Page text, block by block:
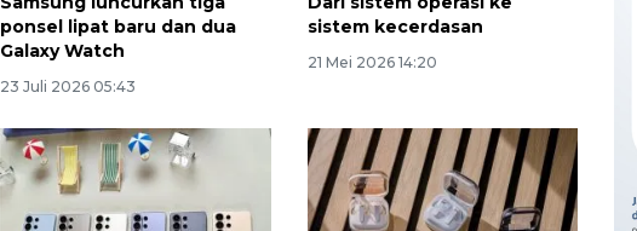
ponsel lipat baru dan dua
Galaxy Watch
23 Juli 2026 05:43
sistem kecerdasan
21 Mei 2026 14:20